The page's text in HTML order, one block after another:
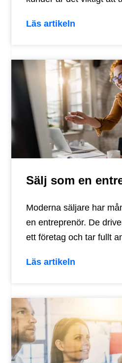
Läs artikeln
Sälj som en
Moderna säljare har
en entreprenör. De
ett företag och tar fullt
Läs artikeln